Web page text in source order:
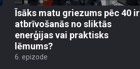
Īsāks matu griezums pēc 40 ir
atbrīvošanās no sliktās
enerģijas vai praktisks
lēmums?
6. epizode